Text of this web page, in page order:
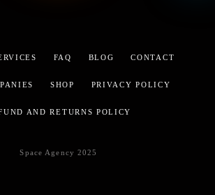
FAQ BLOG CONTACT
SHOP PRIVACY POLICY
AND RETURNS POLICY
Space Agency 2025